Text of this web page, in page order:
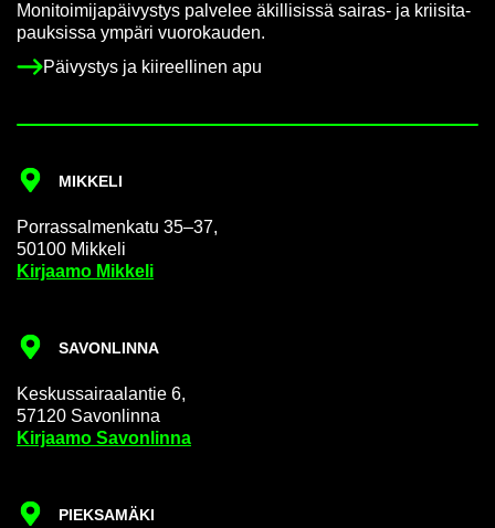
Mo­ni­toi­mi­ja­päi­vys­tys pal­ve­lee äkil­li­sis­sä sairas-​ ja krii­si­ta­
pauk­sis­sa ym­pä­ri vuo­ro­kau­den.
Päi­vys­tys ja kii­reel­li­nen apu
MIK­KE­LI
Por­ras­sal­men­ka­tu 35–37,
50100 Mik­ke­li
Kir­jaa­mo Mik­ke­li
SA­VON­LIN­NA
Kes­kus­sai­raa­lan­tie 6,
57120 Sa­von­lin­na
Kir­jaa­mo Sa­von­lin­na
PIEK­SA­MÄ­KI